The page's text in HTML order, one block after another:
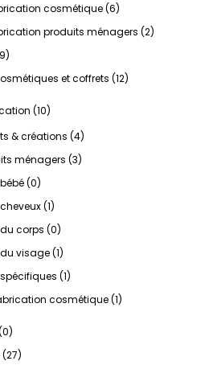
cosmétique(6)
produits ménagers (2)
et coffrets (12)
(10)
& créations (4)
ménagers (3)
(0)
(1)
corps (0)
visage(1)
(1)
cosmétique(1)
(27)